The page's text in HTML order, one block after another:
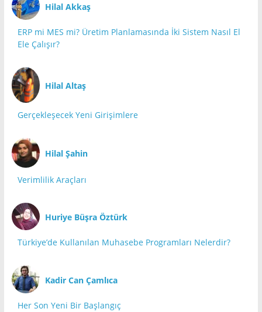
Hilal Akkaş
ERP mi MES mi? Üretim Planlamasında İki Sistem Nasıl El
Ele Çalışır?
Hilal Altaş
Gerçekleşecek Yeni Girişimlere
Hilal Şahin
Verimlilik Araçları
Huriye Büşra Öztürk
Türkiye’de Kullanılan Muhasebe Programları Nelerdir?
Kadir Can Çamlıca
Her Son Yeni Bir Başlangıç